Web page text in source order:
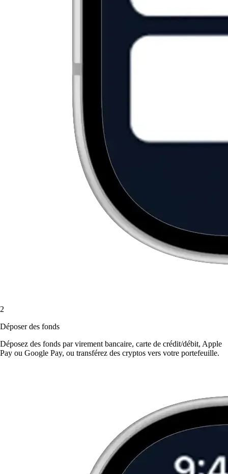
2
Déposer des fonds
Déposez des fonds par virement bancaire, carte de crédit/débit, Apple
Pay ou Google Pay, ou transférez des cryptos vers votre portefeuille.